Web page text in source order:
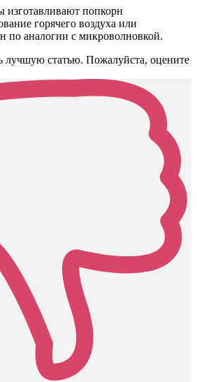
попкорн
горячего воздуха или
по аналогии с микроволновкой.
лучшую статью. Пожалуйста, оцените